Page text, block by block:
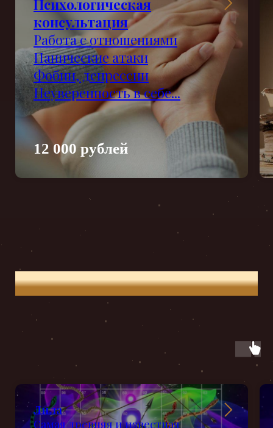
Психологическая
консультация
Работа с отношениями
Панические атаки
Фобии, депрессии
Неуверенность в себе...
12 000 рублей
Трансформационные игры
Лила
Самая древняя и известная